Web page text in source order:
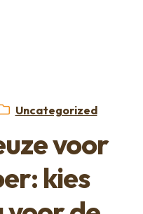
/
Categorie:
Uncategorized
voor
kies